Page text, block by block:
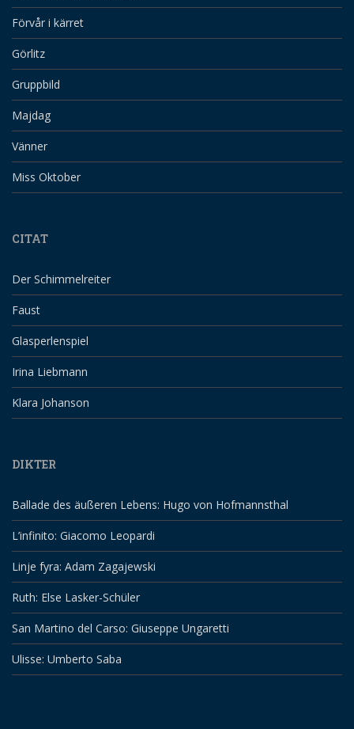
Förvår i kärret
Görlitz
Gruppbild
Majdag
Vänner
Miss Oktober
CITAT
Der Schimmelreiter
Faust
Glasperlenspiel
Irina Liebmann
Klara Johanson
DIKTER
Ballade des äußeren Lebens: Hugo von Hofmannsthal
L’infinito: Giacomo Leopardi
Linje fyra: Adam Zagajewski
Ruth: Else Lasker-Schüler
San Martino del Carso: Giuseppe Ungaretti
Ulisse: Umberto Saba